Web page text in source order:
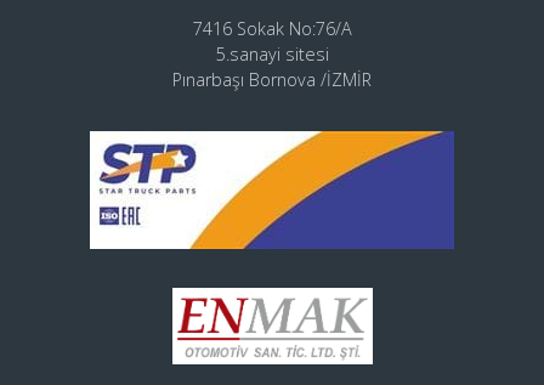
7416 Sokak No:76/A
5.sanayi sitesi
Pınarbaşı Bornova /İZMİR